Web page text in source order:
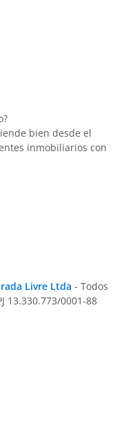
bien desde el
inmobiliarios con
Livre Ltda - Todos
13.330.773/0001-88